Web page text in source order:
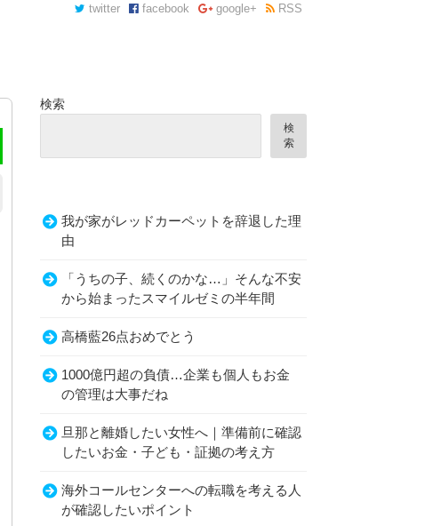
twitter facebook google+ RSS
検索
検
索
我が家がレッドカーペットを辞退した理
由
「うちの子、続くのかな…」そんな不安
から始まったスマイルゼミの半年間
高橋藍26点おめでとう
1000億円超の負債…企業も個人もお金
の管理は大事だね
旦那と離婚したい女性へ｜準備前に確認
したいお金・子ども・証拠の考え方
海外コールセンターへの転職を考える人
が確認したいポイント